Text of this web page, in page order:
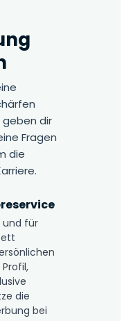
dir
Fragen
die
und für
die
bei